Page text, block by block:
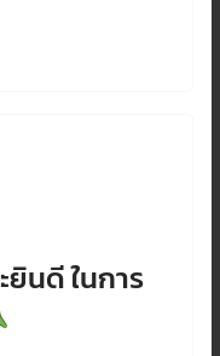
นดี ในการ